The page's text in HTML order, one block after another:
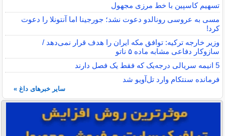
تسهیم کاسپین با خط مرزی مجهول
مسی به عروسی رونالدو دعوت نشد؛ جورجینا اما آنتونلا را دعوت
کرد!
وزیر خارجه ترکیه: توافق مکه ایران را هدف قرار نمی‌دهد /
سازوکار دفاعی مشابه ماده ۵ ناتو
5 انیمه سریالی درجه‌یک که فقط یک فصل دارند
فرمانده سنتکام وارد تل‌آویو شد
سایر خبرهای داغ »